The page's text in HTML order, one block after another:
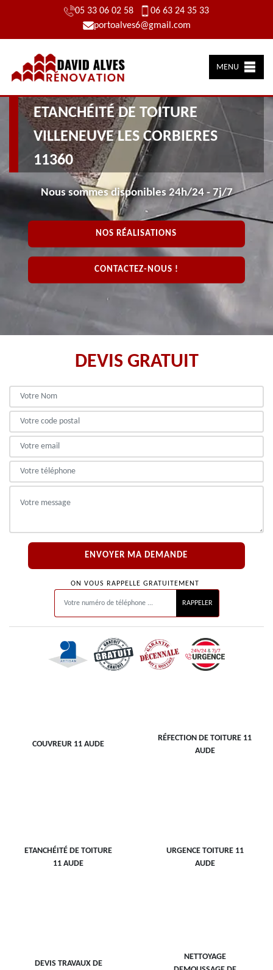
05 33 06 02 58
06 63 24 35 33
portoalves6@gmail.com
MENU
ETANCHÉITÉ DE TOITURE
VILLENEUVE LES CORBIERES
11360
Nous sommes disponibles 24h/24 - 7j/7
NOS RÉALISATIONS
CONTACTEZ-NOUS !
DEVIS GRATUIT
ON VOUS RAPPELLE GRATUITEMENT
COUVREUR 11 AUDE
RÉFECTION DE TOITURE 11
AUDE
ETANCHÉITÉ DE TOITURE
11 AUDE
URGENCE TOITURE 11
AUDE
DEVIS TRAVAUX DE
NETTOYAGE